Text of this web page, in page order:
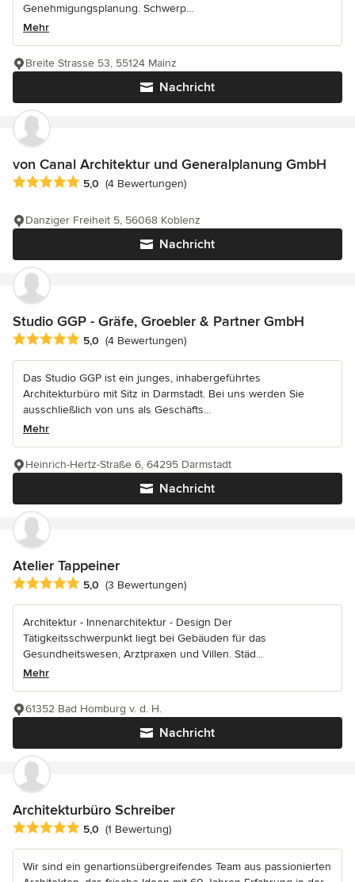
Genehmigungsplanung. Schwerp...
Mehr
Nachricht
Breite Strasse 53, 55124 Mainz
von Canal Architektur und Generalplanung GmbH
Durchschnittliche Bewertung: 5 von 5 Sternen
5,0 (4 Bewertungen)
Nachricht
Danziger Freiheit 5, 56068 Koblenz
Studio GGP - Gräfe, Groebler & Partner GmbH
Durchschnittliche Bewertung: 5 von 5 Sternen
5,0 (4 Bewertungen)
Das Studio GGP ist ein junges, inhabergeführtes
Architekturbüro mit Sitz in Darmstadt. Bei uns werden Sie
ausschließlich von uns als Geschäfts...
Mehr
Nachricht
Heinrich-Hertz-Straße 6, 64295 Darmstadt
Atelier Tappeiner
Durchschnittliche Bewertung: 5 von 5 Sternen
5,0 (3 Bewertungen)
Architektur - Innenarchitektur - Design Der
Tätigkeitsschwerpunkt liegt bei Gebäuden für das
Gesundheitswesen, Arztpraxen und Villen. Städ...
Mehr
Nachricht
61352 Bad Homburg v. d. H.
Architekturbüro Schreiber
Durchschnittliche Bewertung: 5 von 5 Sternen
5,0 (1 Bewertung)
Wir sind ein genartionsübergreifendes Team aus passionierten